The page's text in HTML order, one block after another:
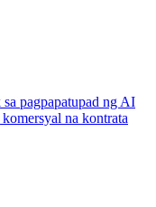
pagpapatupad ng AI
na kontrata